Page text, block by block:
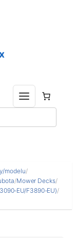
modelu/
/Mower Decks/
EU/F3890-EU)/